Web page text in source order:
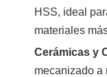
HSS, ideal
materiales
Cerámicas y
mecanizado a